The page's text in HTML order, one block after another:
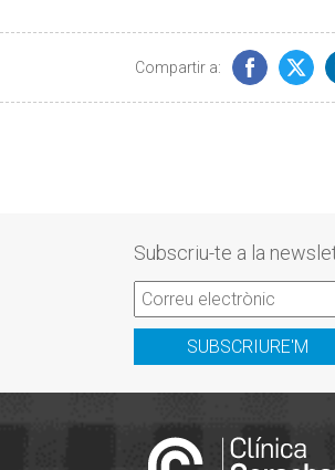
Compartir a:
Subscriu-te a la
SUBSCRIURE'M